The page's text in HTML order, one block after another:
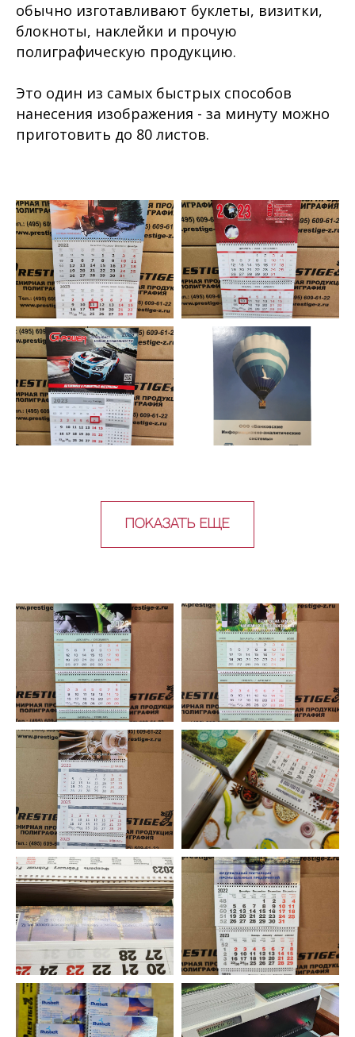
обычно изготавливают буклеты, визитки,
блокноты, наклейки и прочую
полиграфическую продукцию.
Это один из самых быстрых способов
нанесения изображения - за минуту можно
приготовить до 80 листов.
Показать еще